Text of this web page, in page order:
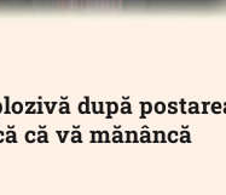
după
că vă mănâncă